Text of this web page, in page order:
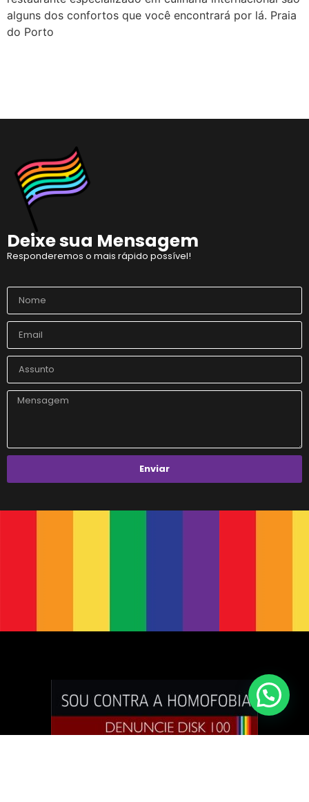
alguns dos confortos que você encontrará por lá. Praia
do Porto
Deixe sua Mensagem
Responderemos o mais rápido possível!
Enviar